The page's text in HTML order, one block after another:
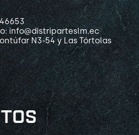
info@distriparteslm.ec
N3-54 y Las Tórtolas